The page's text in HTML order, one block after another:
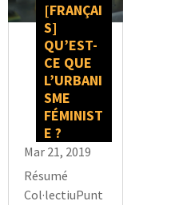
[FRANÇAI
S]
QU’EST-
CE QUE
L’URBANI
SME
FÉMINIST
E ?
Mar 21, 2019
Résumé
Col·lectiuPunt